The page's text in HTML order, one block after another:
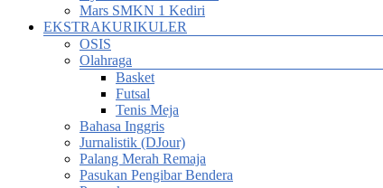
Mars SMKN 1 Kediri
EKSTRAKURIKULER
OSIS
Olahraga
Basket
Futsal
Tenis Meja
Bahasa Inggris
Jurnalistik (DJour)
Palang Merah Remaja
Pasukan Pengibar Bendera